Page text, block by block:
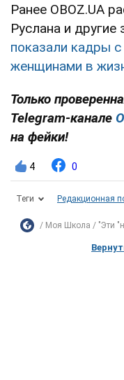
Ранее OBOZ.UA
Руслана и
показали кадры
женщинами в
Только
Telegram-канале
на фейки!
4 0
Теги Редакционная
Моя Школа "Эти